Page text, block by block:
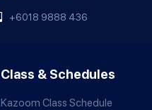
+6018 9888 436
Class & Schedules
Kazoom Class Schedule